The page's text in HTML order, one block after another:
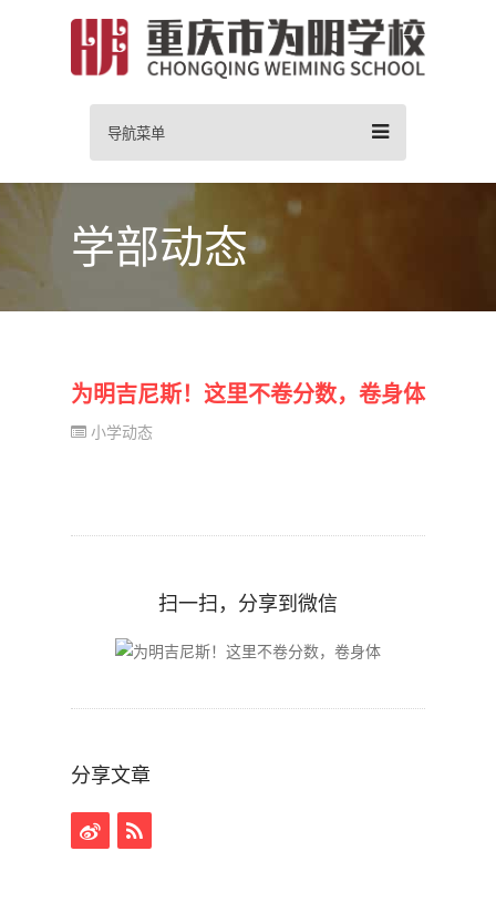
导航菜单
学部动态
为明吉尼斯！这里不卷分数，卷身体
小学动态
扫一扫，分享到微信
分享文章